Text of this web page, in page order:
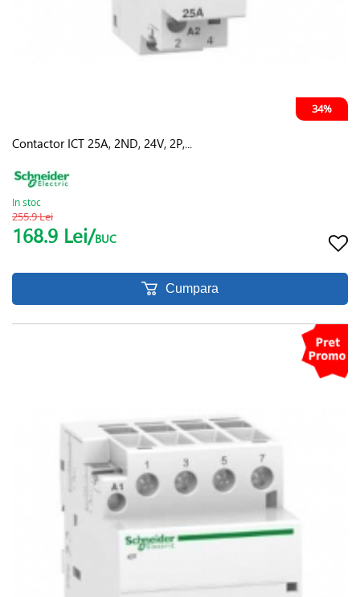
34%
Contactor ICT 25A, 2ND, 24V, 2P,...
In stoc
255.9 Lei
168.9 Lei/BUC
Cumpara